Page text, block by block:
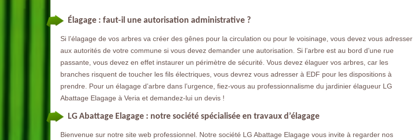
Élagage : faut-il une autorisation administrative ?
Si l’élagage de vos arbres va créer des gênes pour la circulation ou pour le voisinage, vous devez vous adresser
aux autorités de votre commune si vous devez demander une autorisation. Si l’arbre est au bord d’une rue
passante, vous devez en effet instaurer un périmètre de sécurité. Vous devez élaguer vos arbres, car les
branches risquent de toucher les fils électriques, vous devrez vous adresser à EDF pour les dispositions à
prendre. Pour un élagage d’arbre dans l’urgence, fiez-vous au professionnalisme du jardinier élagueur LG
Abattage Elagage à Veria et demandez-lui un devis !
LG Abattage Elagage : notre société spécialisée en travaux d’élagage
Bienvenue sur notre site web professionnel. Notre société LG Abattage Elagage vous invite à regarder nos